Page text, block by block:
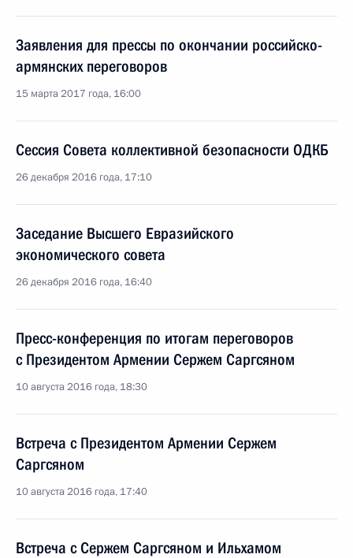
Заявления для прессы по окончании российско-
армянских переговоров
15 марта 2017 года, 16:00
Сессия Совета коллективной безопасности ОДКБ
26 декабря 2016 года, 17:10
Заседание Высшего Евразийского
экономического совета
26 декабря 2016 года, 16:40
Пресс-конференция по итогам переговоров
с Президентом Армении Сержем Саргсяном
10 августа 2016 года, 18:30
Встреча с Президентом Армении Сержем
Саргсяном
10 августа 2016 года, 17:40
Встреча с Сержем Саргсяном и Ильхамом